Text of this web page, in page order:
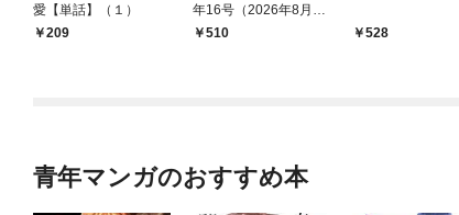
愛【単話】（１）
209
年16号（2026年8月7
日発売）
￥510 528
青年マンガのおすすめ本